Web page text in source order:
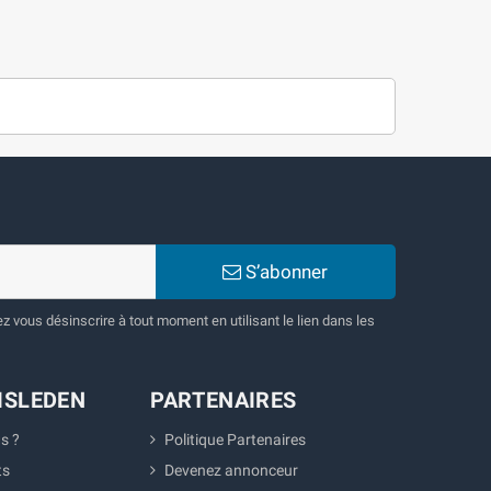
S’abonner
vous désinscrire à tout moment en utilisant le lien dans les
?
PARTENAIRES
Politique Partenaires
Devenez annonceur